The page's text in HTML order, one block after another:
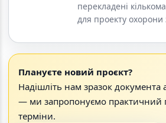
перекладені
для проекту охорони
Плануєте новий проєкт?
Надішліть нам зразок
— ми запропонуємо практичний
терміни.